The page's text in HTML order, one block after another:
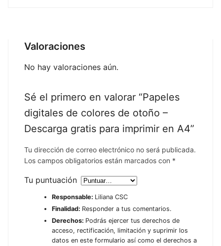
Valoraciones
No hay valoraciones aún.
Sé el primero en valorar “Papeles
digitales de colores de otoño –
Descarga gratis para imprimir en A4”
Tu dirección de correo electrónico no será publicada.
Los campos obligatorios están marcados con *
Tu puntuación
Responsable: Liliana CSC
Finalidad: Responder a tus comentarios.
Derechos: Podrás ejercer tus derechos de
acceso, rectificación, limitación y suprimir los
datos en este formulario así como el derechos a